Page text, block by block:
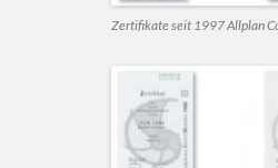
Zertifikate seit 1997 Allplan